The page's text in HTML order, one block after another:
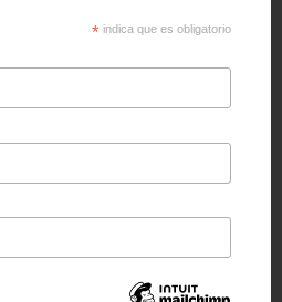
* indica que es obligatorio